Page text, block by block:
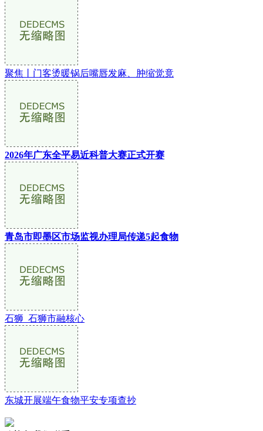
聚焦丨门客烫暖锅后嘴唇发麻、肿缩觉竟
2026年广东全平易近科普大赛正式开赛
青岛市即墨区市场监视办理局传递5起食物
石狮_石狮市融核心
东城开展端午食物平安专项查抄